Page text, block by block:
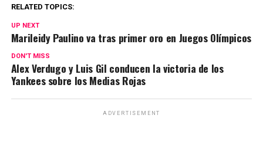
RELATED TOPICS:
UP NEXT
Marileidy Paulino va tras primer oro en Juegos Olímpicos
DON'T MISS
Alex Verdugo y Luis Gil conducen la victoria de los
Yankees sobre los Medias Rojas
ADVERTISEMENT